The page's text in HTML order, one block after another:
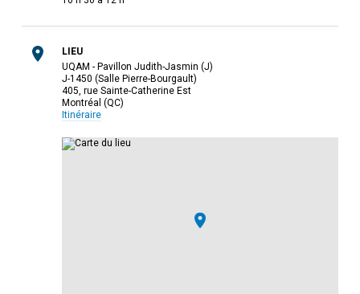
LIEU
UQAM - Pavillon Judith-Jasmin (J)
J-1450 (Salle Pierre-Bourgault)
405, rue Sainte-Catherine Est
Montréal (QC)
Itinéraire